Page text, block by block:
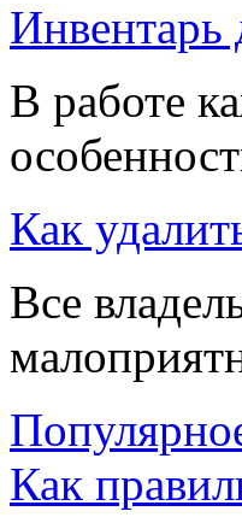
Инвентарь
В работе
Как
Все
Как